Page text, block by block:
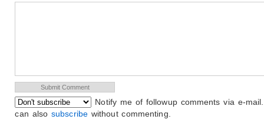
Notify me of followup comments via e-
can also subscribe without commenting.